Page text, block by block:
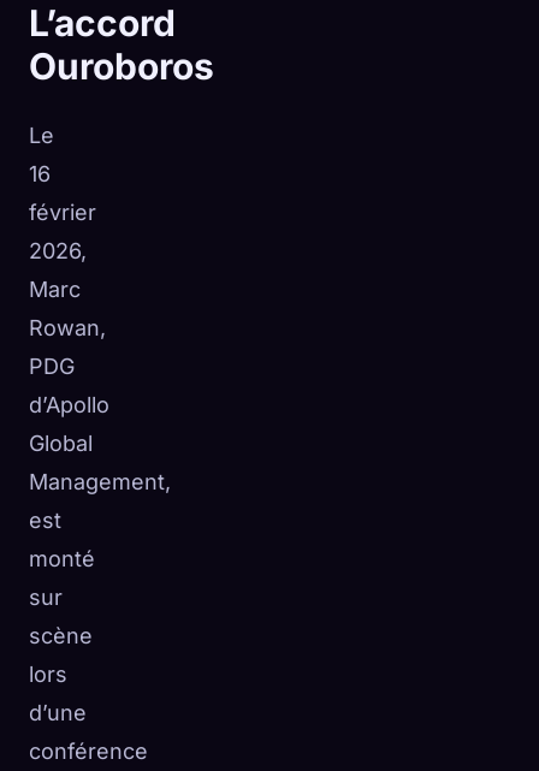
L’accord
Ouroboros
Le
16
février
2026,
Marc
Rowan,
PDG
d’Apollo
Global
Management,
est
monté
sur
scène
lors
d’une
conférence